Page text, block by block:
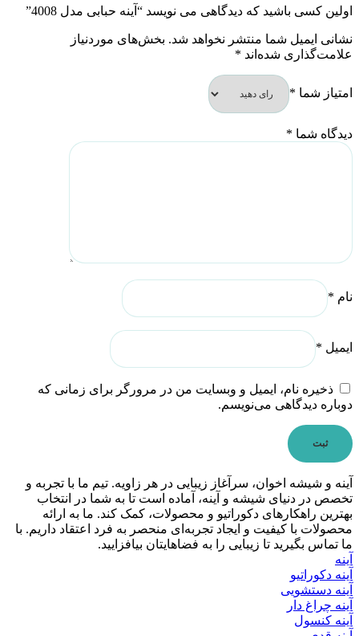
اولین کسی باشید که دیدگاهی می نویسد “آینه حبابی مدل 4008”
نشانی ایمیل شما منتشر نخواهد شد. بخش‌های موردنیاز
علامت‌گذاری شده‌اند *
امتیاز شما *
دیدگاه شما *
نام *
ایمیل *
ذخیره نام، ایمیل و وبسایت من در مرورگر برای زمانی که
دوباره دیدگاهی می‌نویسم.
آینه و شیشه اخوان، سرآغاز زیبایی در هر زاویه. تیم ما با تجربه و
تخصص در دنیای شیشه و آینه، آماده است تا به شما در انتخاب
بهترین راهکارهای دکوراتیو و محصولات، کمک کند. ما به ارائه
محصولات با کیفیت و ایجاد تجربه‌ای منحصر به فرد اعتقاد داریم. با
ما تماس بگیرید تا زیبایی را به فضاهایتان بیافزایید.
آینه
آینه دکوراتیو
آینه دستشویی
آینه چراغ دار
آینه کنسول